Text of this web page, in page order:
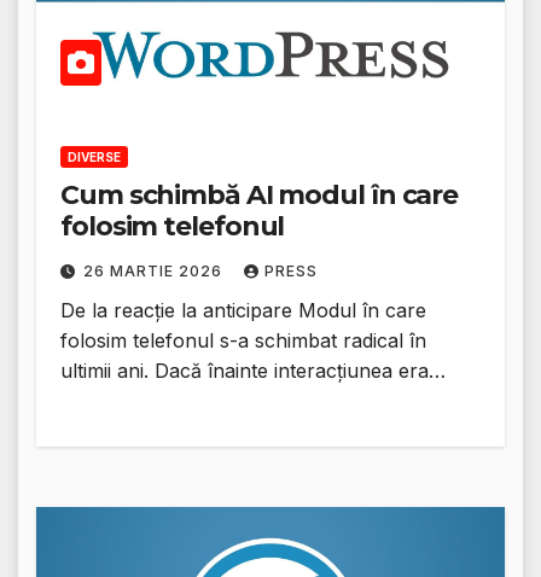
DIVERSE
Cum schimbă AI modul în care
folosim telefonul
26 MARTIE 2026 PRESS
De la reacție la anticipare Modul în care
folosim telefonul s-a schimbat radical în
ultimii ani. Dacă înainte interacțiunea era…